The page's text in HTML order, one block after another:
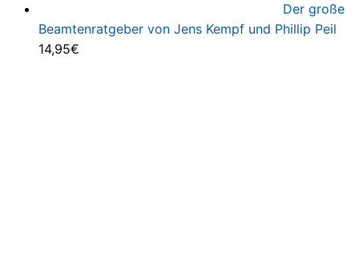
Der große
Beamtenratgeber von Jens Kempf und Phillip Peil
14,95€